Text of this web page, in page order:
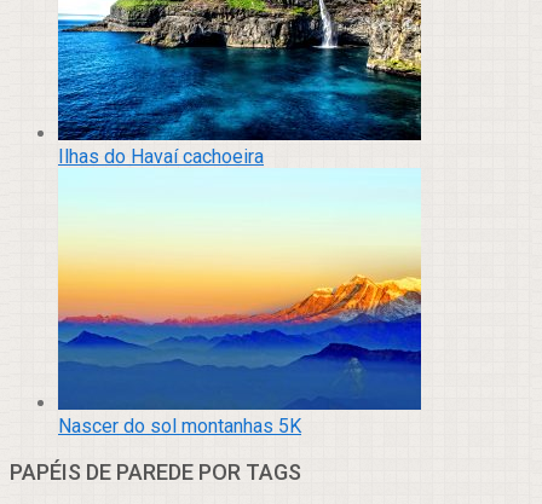
Ilhas do Havaí cachoeira
Nascer do sol montanhas 5K
PAPÉIS DE PAREDE POR TAGS